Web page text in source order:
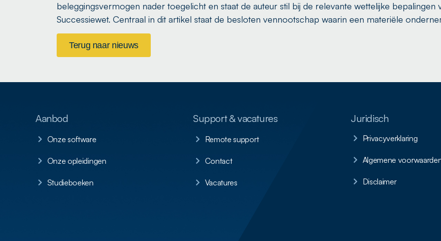
beleggingsvermogen nader toegelicht en staat de auteur stil bij de relevante wettelijke bepalingen
Successiewet. Centraal in dit artikel staat de besloten vennootschap waarin een materiële
Terug naar nieuws
Aanbod
Onze software
Onze opleidingen
Studieboeken
Support & vacatures
Remote support
Contact
Vacatures
Juridisch
Privacyverklaring
Algemene
Disclaimer